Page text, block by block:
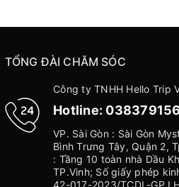
TỔNG ĐÀI CHĂM SÓC
Công ty TNHH Hello Trip
Hotline:
VP. Sài Gòn : Sài Gòn
Bình Trưng Tây, Quận 2,
: Tầng 10 toàn nhà Dầu
TP.Vinh; Số giấy phép